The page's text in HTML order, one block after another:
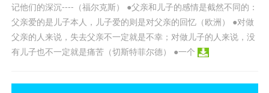
记他们的深沉----（福尔克斯） ●父亲和儿子的感情是截然不同的：
父亲爱的是儿子本人，儿子爱的则是对父亲的回忆（欧洲） ●对做
父亲的人来说，失去父亲不一定就是不幸；对做儿子的人来说，没
有儿子也不一定就是痛苦（切斯特菲尔德） ●一个